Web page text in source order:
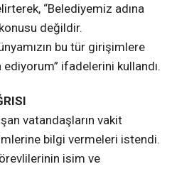
“Belediyemiz adına
değildir.
bu tür girişimlere
ediyorum” ifadelerini kullandı.
vatandaşların vakit
bilgi vermeleri istendi.
isim ve